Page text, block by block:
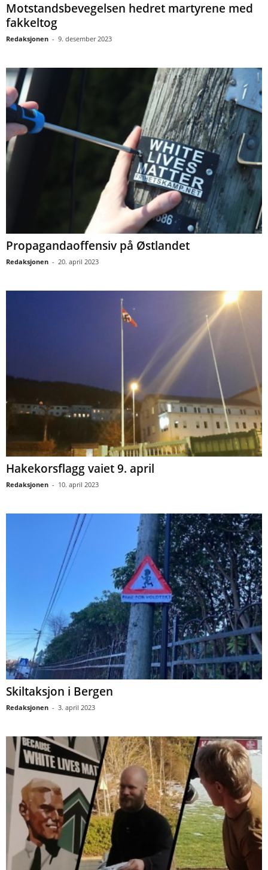
Motstandsbevegelsen hedret martyrene med
fakkeltog
Redaksjonen - 9. desember 2023
Propagandaoffensiv på Østlandet
Redaksjonen - 20. april 2023
Hakekorsflagg vaiet 9. april
Redaksjonen - 10. april 2023
Skiltaksjon i Bergen
Redaksjonen - 3. april 2023